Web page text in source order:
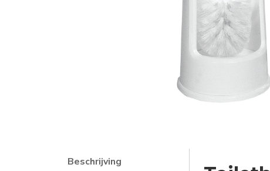
Beschrijving